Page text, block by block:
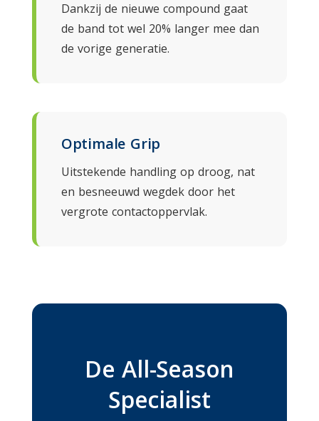
Dankzij de nieuwe compound gaat
de band tot wel 20% langer mee dan
de vorige generatie.
Optimale Grip
Uitstekende handling op droog, nat
en besneeuwd wegdek door het
vergrote contactoppervlak.
De All-Season
Specialist